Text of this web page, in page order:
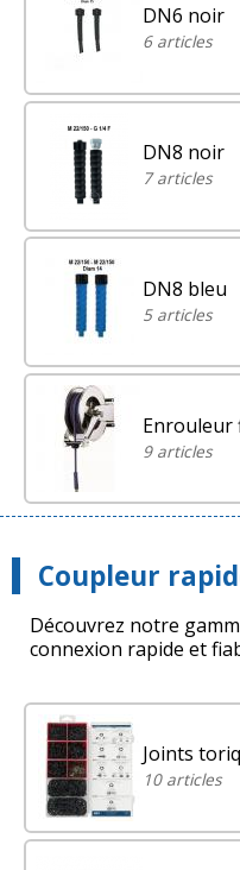
DN6 noir
6 articles
DN8 noir
7 articles
DN8 bleu
5 articles
Enrouleur
9 articles
Coupleur
Découvrez notre
connexion rapide et
Joints
10 articles